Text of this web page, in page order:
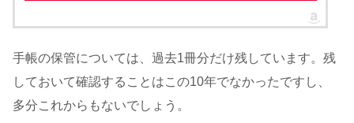
手帳の保管については、過去1冊分だけ残しています。残
しておいて確認することはこの10年でなかったですし、
多分これからもないでしょう。